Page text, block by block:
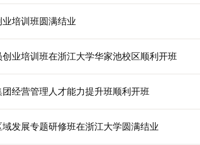
培训班圆满结业
业培训班在浙江大学华家池校区顺利开班
经营管理人才能力提升班顺利开班
发展专题研修班在浙江大学圆满结业